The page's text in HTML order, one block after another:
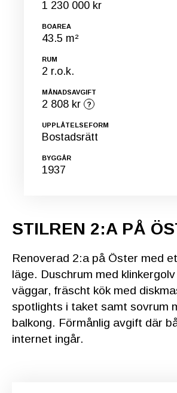
1 230 000 kr
BOAREA
43.5 m²
RUM
2 r.o.k.
MÅNADSAVGIFT
2 808 kr
UPPLÅTELSEFORM
Bostadsrätt
BYGGÅR
1937
STILREN 2:A PÅ
Renoverad 2:a på Öster med
läge. Duschrum med
väggar, fräscht kök med
spotlights i taket samt sovrum
balkong. Förmånlig avgift där
internet ingår.